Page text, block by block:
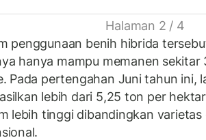
Halaman 2 / 4
penggunaan benih hibrida
hanya mampu memanen
Pada pertengahan Juni tahun ini,
lebih dari 5,25 ton per
lebih tinggi dibandingkan varietas